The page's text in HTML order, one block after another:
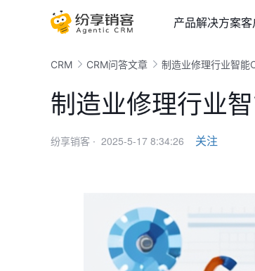
产品解决方案客
CRM CRM问答文章 制造业修理行业智能
制造业修理行业
纷享销客 · 2025-5-17 8:34:26 关注